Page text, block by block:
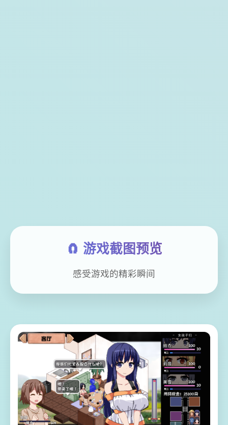
🧲 游戏截图预览
感受游戏的精彩瞬间